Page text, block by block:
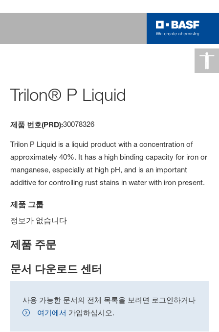
Trilon® P Liquid
제품 번호(PRD):30078326
Trilon P Liquid is a liquid product with a concentration of
approximately 40%. It has a high binding capacity for iron or
manganese, especially at high pH, and is an important
additive for controlling rust stains in water with iron present.
제품 그룹
정보가 없습니다
제품 주문
문서 다운로드 센터
사용 가능한 문서의 전체 목록을 보려면 로그인하거나
여기에서 가입하십시오.